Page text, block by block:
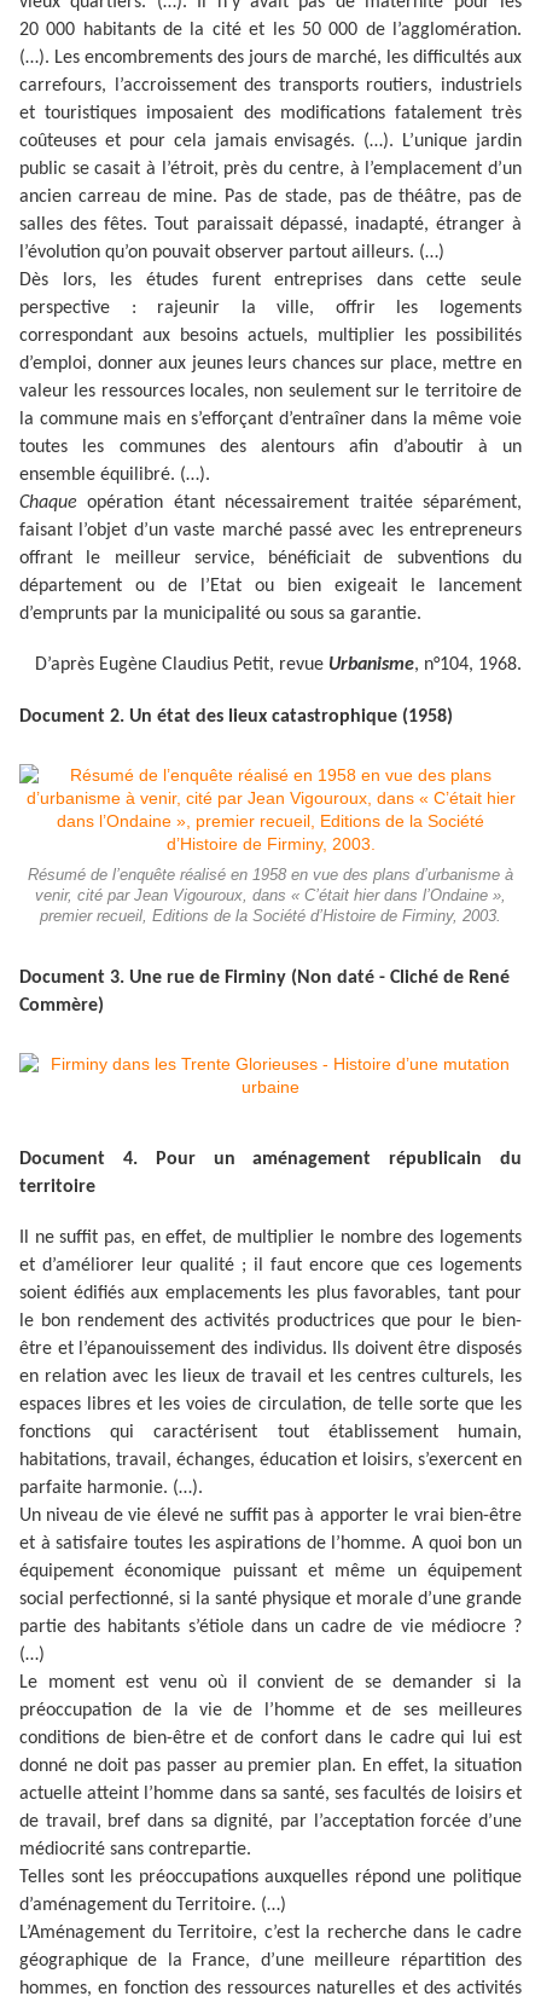
20 000 habitants de la cité et les 50 000 de l’agglomération.
(…). Les encombrements des jours de marché, les difficultés aux
carrefours, l’accroissement des transports routiers, industriels
et touristiques imposaient des modifications fatalement très
coûteuses et pour cela jamais envisagés. (…). L’unique jardin
public se casait à l’étroit, près du centre, à l’emplacement d’un
ancien carreau de mine. Pas de stade, pas de théâtre, pas de
salles des fêtes. Tout paraissait dépassé, inadapté, étranger à
l’évolution qu’on pouvait observer partout ailleurs. (…)
Dès lors, les études furent entreprises dans cette seule
perspective : rajeunir la ville, offrir les logements
correspondant aux besoins actuels, multiplier les possibilités
d’emploi, donner aux jeunes leurs chances sur place, mettre en
valeur les ressources locales, non seulement sur le territoire de
la commune mais en s’efforçant d’entraîner dans la même voie
toutes les communes des alentours afin d’aboutir à un
ensemble équilibré. (…).
Chaque opération étant nécessairement traitée séparément,
faisant l’objet d’un vaste marché passé avec les entrepreneurs
offrant le meilleur service, bénéficiait de subventions du
département ou de l’Etat ou bien exigeait le lancement
d’emprunts par la municipalité ou sous sa garantie.
D’après Eugène Claudius Petit, revue Urbanisme, n°104, 1968.
Document 2. Un état des lieux catastrophique (1958)
Résumé de l’enquête réalisé en 1958 en vue des plans d’urbanisme à
venir, cité par Jean Vigouroux, dans « C’était hier dans l’Ondaine »,
premier recueil, Editions de la Société d’Histoire de Firminy, 2003.
Document 3. Une rue de Firminy (Non daté - Cliché de René
Commère)
Document 4. Pour un aménagement républicain du
territoire
Il ne suffit pas, en effet, de multiplier le nombre des logements
et d’améliorer leur qualité ; il faut encore que ces logements
soient édifiés aux emplacements les plus favorables, tant pour
le bon rendement des activités productrices que pour le bien-
être et l’épanouissement des individus. Ils doivent être disposés
en relation avec les lieux de travail et les centres culturels, les
espaces libres et les voies de circulation, de telle sorte que les
fonctions qui caractérisent tout établissement humain,
habitations, travail, échanges, éducation et loisirs, s’exercent en
parfaite harmonie. (…).
Un niveau de vie élevé ne suffit pas à apporter le vrai bien-être
et à satisfaire toutes les aspirations de l’homme. A quoi bon un
équipement économique puissant et même un équipement
social perfectionné, si la santé physique et morale d’une grande
partie des habitants s’étiole dans un cadre de vie médiocre ?
(…)
Le moment est venu où il convient de se demander si la
préoccupation de la vie de l’homme et de ses meilleures
conditions de bien-être et de confort dans le cadre qui lui est
donné ne doit pas passer au premier plan. En effet, la situation
actuelle atteint l’homme dans sa santé, ses facultés de loisirs et
de travail, bref dans sa dignité, par l’acceptation forcée d’une
médiocrité sans contrepartie.
Telles sont les préoccupations auxquelles répond une politique
d’aménagement du Territoire. (…)
L’Aménagement du Territoire, c’est la recherche dans le cadre
géographique de la France, d’une meilleure répartition des
hommes, en fonction des ressources naturelles et des activités